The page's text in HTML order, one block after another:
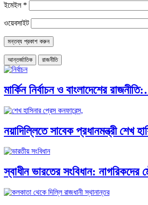
ইমেইল *
ওয়েবসাইট
আন্তর্জাতিক রাজনীতি
মার্কিন নির্বাচন ও বাংলাদেশের
নয়াদিল্লিতে সাবেক প্রধানমন্ত্রী শেখ
স্বাধীন ভারতের সংবিধান: